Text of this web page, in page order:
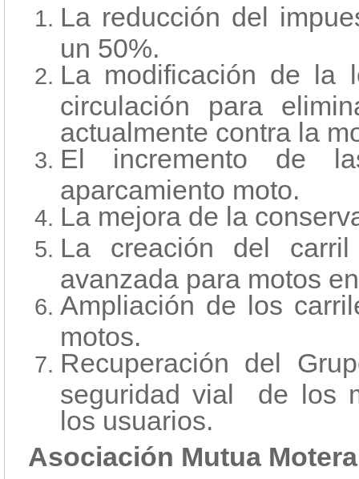
La reducción del
un 50%.
La modificación de la
circulación para
actualmente contra la
El incremento de
aparcamiento moto.
La mejora de la
La creación del
avanzada para motos
Ampliación de los
motos.
Recuperación del
seguridad vial de los
los usuarios.
Asociación Mutua Motera